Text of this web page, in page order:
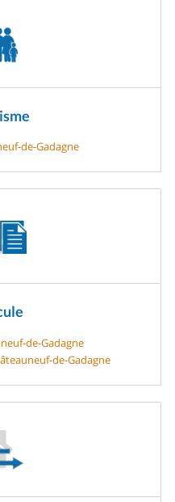
de-Gadagne
de-Gadagne
de-Gadagne